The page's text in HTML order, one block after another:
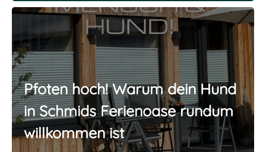
Pfoten hoch! Warum dein Hund
in Schmids Ferienoase rundum
willkommen ist